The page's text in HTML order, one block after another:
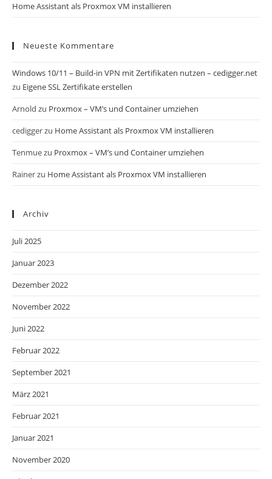
Home Assistant als Proxmox VM installieren
Neueste Kommentare
Windows 10/11 – Build-in VPN mit Zertifikaten nutzen – cedigger.net
zu Eigene SSL Zertifikate erstellen
Arnold zu Proxmox – VM’s und Container umziehen
cediggerzu Home Assistant als Proxmox VM installieren
Tenmuezu Proxmox – VM’s und Container umziehen
Rainerzu Home Assistant als Proxmox VM installieren
Archiv
Juli 2025
Januar 2023
Dezember 2022
November 2022
Juni 2022
Februar 2022
September 2021
März 2021
Februar 2021
Januar 2021
November 2020